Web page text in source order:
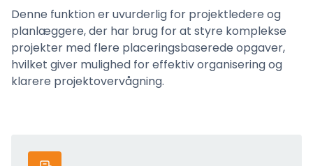
Denne funktion er uvurderlig for projektledere og
planlæggere, der har brug for at styre komplekse
projekter med flere placeringsbaserede opgaver,
hvilket giver mulighed for effektiv organisering og
klarere projektovervågning.